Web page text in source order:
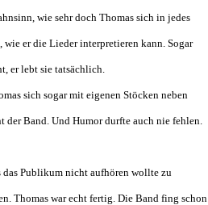
wie sehr doch Thomas sich in jedes
er die Lieder interpretieren kann. Sogar
er lebt sie tatsächlich.
sich sogar mit eigenen Stöcken neben
der Band. Und Humor durfte auch nie fehlen.
das Publikum nicht aufhören wollte zu
Thomas war echt fertig. Die Band fing schon